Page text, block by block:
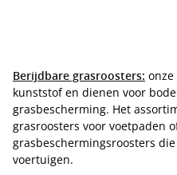
Berijdbare grasroosters:
kunststof en dienen voor
grasbescherming. Het
grasroosters voor voetpaden
grasbeschermingsroosters
voertuigen.